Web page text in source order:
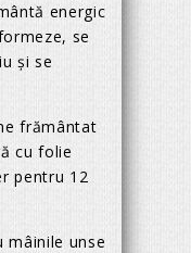
energic
se
și se
frământat
cu folie
pentru 12
mâinile unse